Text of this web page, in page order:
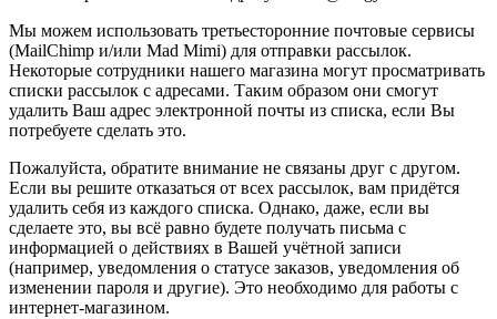
Мы можем использовать третьесторонние почтовые сервисы
(MailChimp и/или Mad Mimi) для отправки рассылок.
Некоторые сотрудники нашего магазина могут просматривать
списки рассылок с адресами. Таким образом они смогут
удалить Ваш адрес электронной почты из списка, если Вы
потребуете сделать это.
Пожалуйста, обратите внимание не связаны друг с другом.
Если вы решите отказаться от всех рассылок, вам придётся
удалить себя из каждого списка. Однако, даже, если вы
сделаете это, вы всё равно будете получать письма с
информацией о действиях в Вашей учётной записи
(например, уведомления о статусе заказов, уведомления об
изменении пароля и другие). Это необходимо для работы с
интернет-магазином.